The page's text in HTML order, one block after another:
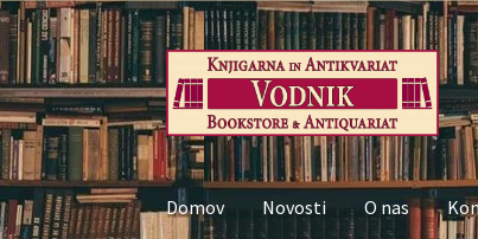
Domov Novosti O nas